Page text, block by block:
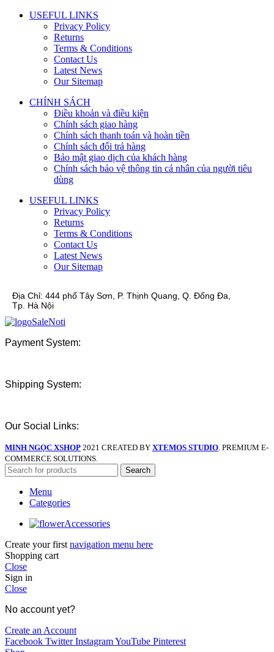
USEFUL LINKS
Privacy Policy
Returns
Terms & Conditions
Contact Us
Latest News
Our Sitemap
CHÍNH SÁCH
Điều khoản và điều kiện
Chính sách giao hàng
Chính sách thanh toán và hoàn tiền
Chính sách đổi trả hàng
Bảo mật giao dịch của khách hàng
Chính sách bảo vệ thông tin cá nhân của người tiêu
dùng
USEFUL LINKS
Privacy Policy
Returns
Terms & Conditions
Contact Us
Latest News
Our Sitemap
Địa Chỉ: 444 phố Tây Sơn, P. Thịnh Quang, Q. Đống Đa,
Tp. Hà Nội
Payment System:
Shipping System:
Our Social Links:
MINH NGỌC XSHOP 2021 CREATED BY XTEMOS STUDIO . PREMIUM E-
COMMERCE SOLUTIONS.
Search
Menu
Categories
Accessories
Create your first navigation menu here
Shopping cart
Close
Sign in
Close
No account yet?
Create an Account
Facebook Twitter InstagramYouTube Pinterest